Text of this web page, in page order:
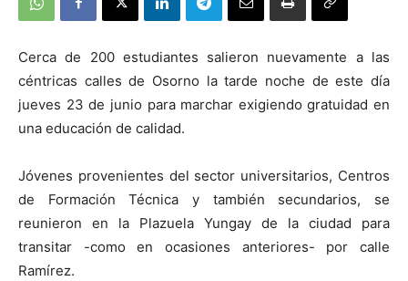
Cerca de 200 estudiantes salieron nuevamente a las
céntricas calles de Osorno la tarde noche de este día
jueves 23 de junio para marchar exigiendo gratuidad en
una educación de calidad.
Jóvenes provenientes del sector universitarios, Centros
de Formación Técnica y también secundarios, se
reunieron en la Plazuela Yungay de la ciudad para
transitar -como en ocasiones anteriores- por calle
Ramírez.